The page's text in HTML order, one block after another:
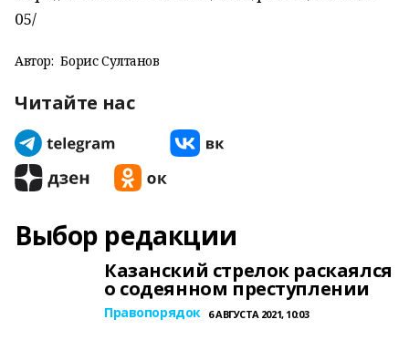
05/
Автор: Борис Султанов
Читайте нас
Выбор редакции
Казанский стрелок раскаялся
о содеянном преступлении
Правопорядок 6 АВГУСТА 2021, 10:03